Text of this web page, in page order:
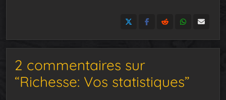
2 commentaires sur
“Richesse: Vos statistiques”